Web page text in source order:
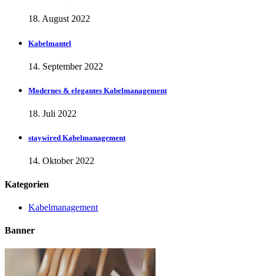
18. August 2022
Kabelmantel
14. September 2022
Modernes & elegantes Kabelmanagement
18. Juli 2022
staywired Kabelmanagement
14. Oktober 2022
Kategorien
Kabelmanagement
Banner